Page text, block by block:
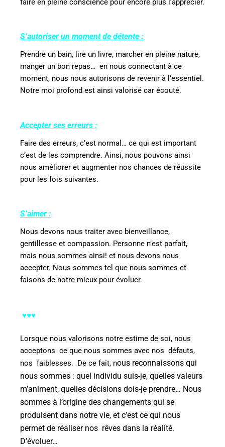
S’autoriser un moment de détente :
Prendre un bain, lire un livre, marcher en pleine nature,
manger un bon repas… en nous connectant à ce
moment, nous nous autorisons de revenir à l’essentiel.
Notre moi profond est ainsi valorisé car écouté.
Accepter ses erreurs :
Faire des erreurs, c’est normal… ce qui est important
c’est de les comprendre. Ainsi, nous pouvons ainsi
nous améliorer et augmenter nos chances de réussite
pour les fois suivantes.
S’aimer :
Nous devons nous traiter avec bienveillance,
gentillesse et compassion. Personne n’est parfait,
mais nous sommes ainsi! et nous devons nous
accepter. Nous sommes tel que nous sommes et
faisons de notre mieux pour évoluer.
♥♥♥
Lorsque nous valorisons notre estime de soi, nous
acceptons ce que nous sommes avec nos défauts,
nos faiblesses. De ce fait, nous reconnaissons qui
nous sommes : quel individu suis-je, quelles valeurs
m’animent, quelles décisions dois-je prendre… Nous
sommes à l’origine des changements qui se
produisent dans notre vie, et c’est ce qui nous
permet de réaliser nos rêves dans la réalité.
D’évoluer…